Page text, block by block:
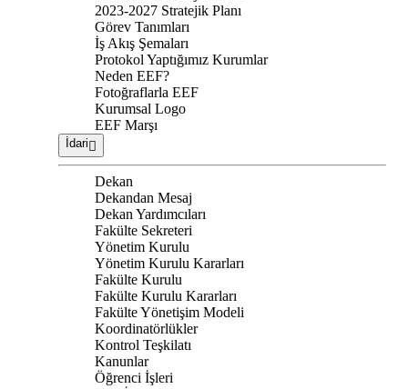
2023-2027 Stratejik Planı
Görev Tanımları
İş Akış Şemaları
Protokol Yaptığımız Kurumlar
Neden EEF?
Fotoğraflarla EEF
Kurumsal Logo
EEF Marşı
İdari
Dekan
Dekandan Mesaj
Dekan Yardımcıları
Fakülte Sekreteri
Yönetim Kurulu
Yönetim Kurulu Kararları
Fakülte Kurulu
Fakülte Kurulu Kararları
Fakülte Yönetişim Modeli
Koordinatörlükler
Kontrol Teşkilatı
Kanunlar
Öğrenci İşleri